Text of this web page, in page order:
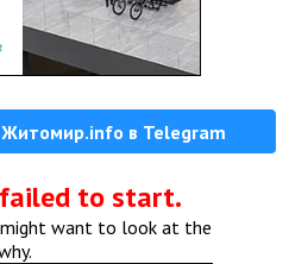
Житомир.info в Telegram
failed to start.
want to look at the